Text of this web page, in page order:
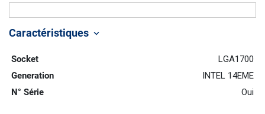
Caractéristiques keyboard_arrow_down
Socket
LGA1700
Generation
INTEL 14EME
N° Série
Oui